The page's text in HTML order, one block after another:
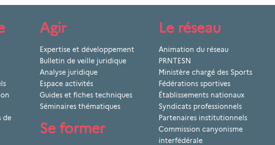
de
Agir
Expertise et développement
Bulletin de veille juridique
Analyse juridique
Espace activités
Guides et fiches techniques
Séminaires thématiques
Se former
Le réseau
Animation du réseau
PRNTESN
Ministère chargé des Sports
Fédérations sportives
Établissements nationaux
Syndicats professionnels
Partenaires institutionnels
Commission canyonisme
interfédérale